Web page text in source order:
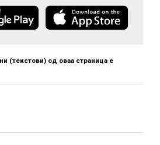
(текстови) од оваа страница е